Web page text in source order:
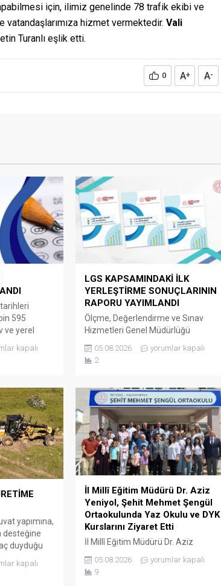
için, ilimiz genelinde 78 trafik ekibi ve
hizmet vermektedir. Vali
Turanlı eşlik etti.
0 A+ A-
595
ve yerel
ilk
yüzde
oranı
alan
905
kapalı
LGS KAPSAMINDAKİ İLK
YERLEŞTİRME SONUÇLARININ
RAPORU YAYIMLANDI
Ölçme, Değerlendirme ve Sınav
Hizmetleri Genel Müdürlüğü
yerleştirme sonuçlarının
açıklanmasının ardından “2026 LGS
Raporu” yayımlandı. Rapora göre
merkezî sınav puanı ve yerel
yerleştirmeyle öğrenci kabul eden
okullarda bulunan 1 milyon 259 bin
614 kontenjanın 963 bin 322’sine
öğrenci yerleşti. Geçen yıl
ortaöğretim kurumlarında...
05.08.2026
yorumlar kapalı
2
yapımına,
desteğine
duyduğu
kapalı
İl Millî Eğitim Müdürü Dr. Aziz
Yeniyol, Şehit Mehmet Şengül
Ortaokulunda Yaz Okulu ve DYK
Kurslarını Ziyaret Etti
İl Millî Eğitim Müdürü Dr. Aziz
Ortaokulunu ziyaret ederek
Destekleme ve Yetiştirme Kursları
05.08.2026
yorumlar kapalı
9